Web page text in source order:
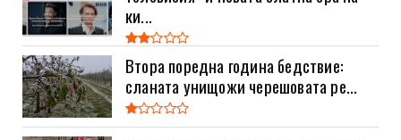
ки...
Втора поредна година бедствие:
сланата унищожи черешовата ре...